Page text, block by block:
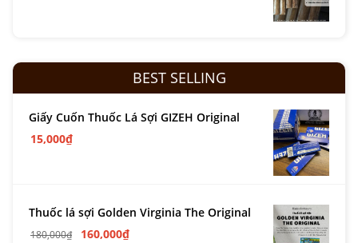
BEST SELLING
Giấy Cuốn Thuốc Lá Sợi GIZEH Original
15,000₫
Thuốc lá sợi Golden Virginia The Original
180,000₫ 160,000₫